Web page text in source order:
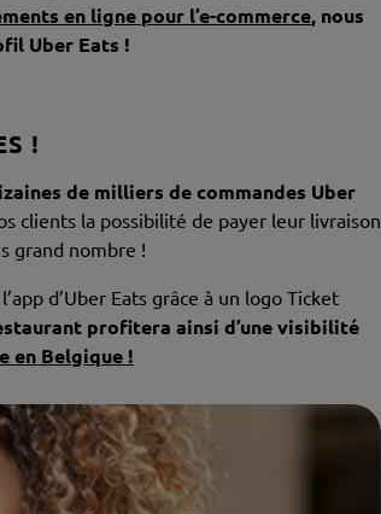
en ligne pour l’e-commerce, nous
Uber Eats !
!
de milliers de commandes Uber
clients la possibilité de payer leur livraison
grand nombre !
d’Uber Eats grâce à un logo Ticket
profitera ainsi d’une visibilité
en Belgique !